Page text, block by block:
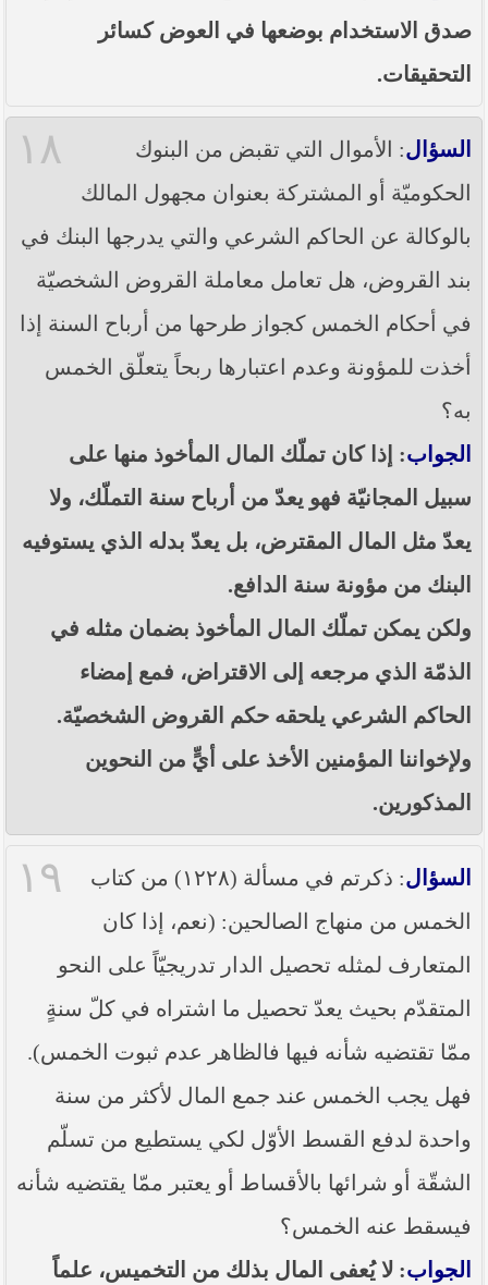
صدق الاستخدام بوضعها في العوض كسائر
التحقيقات.
١٨ السؤال: الأموال التي تقبض من البنوك
الحكوميّة أو المشتركة بعنوان مجهول المالك
بالوكالة عن الحاكم الشرعي والتي يدرجها البنك في
بند القروض، هل تعامل معاملة القروض الشخصيّة
في أحكام الخمس كجواز طرحها من أرباح السنة إذا
أخذت للمؤونة وعدم اعتبارها ربحاً يتعلّق الخمس
به؟
الجواب: إذا كان تملّك المال المأخوذ منها على
سبيل المجانيّة فهو يعدّ من أرباح سنة التملّك، ولا
يعدّ مثل المال المقترض، بل يعدّ بدله الذي يستوفيه
البنك من مؤونة سنة الدافع.
ولكن يمكن تملّك المال المأخوذ بضمان مثله في
الذمّة الذي مرجعه إلى الاقتراض، فمع إمضاء
الحاكم الشرعي يلحقه حكم القروض الشخصيّة.
ولإخواننا المؤمنين الأخذ على أيٍّ من النحوين
المذكورين.
١٩ السؤال
: ذكرتم في مسألة (١٢٢٨) من كتاب
الخمس من منهاج الصالحين: (نعم، إذا كان
المتعارف لمثله تحصيل الدار تدريجيّاً على النحو
المتقدّم بحيث يعدّ تحصيل ما اشتراه في كلّ سنةٍ
ممّا تقتضيه شأنه فيها فالظاهر عدم ثبوت الخمس).
فهل يجب الخمس عند جمع المال لأكثر من سنة
واحدة لدفع القسط الأوّل لكي يستطيع من تسلّم
الشقّة أو شرائها بالأقساط أو يعتبر ممّا يقتضيه شأنه
فيسقط عنه الخمس؟
الجواب: لا يُعفى المال بذلك من التخميس، علماً